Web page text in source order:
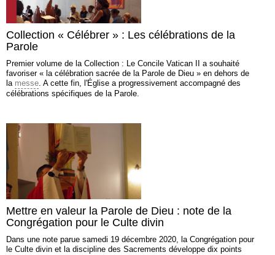
Collection « Célébrer » : Les célébrations de la
Parole
Premier volume de la Collection : Le Concile Vatican II a souhaité
favoriser « la célébration sacrée de la Parole de Dieu » en dehors de
la messe . A cette fin, l'Église a progressivement accompagné des
célébrations spécifiques de la Parole.
Mettre en valeur la Parole de Dieu : note de la
Congrégation pour le Culte divin
Dans une note parue samedi 19 décembre 2020, la Congrégation pour
le Culte divin et la discipline des Sacrements développe dix points